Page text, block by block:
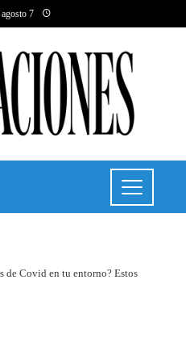
7
de Covid en tu entorno? Estos